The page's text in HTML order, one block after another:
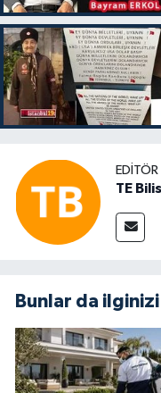
TE
Bunlar da